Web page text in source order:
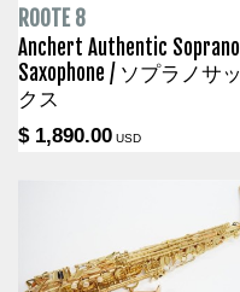
ROOTE 8
Anchert Authentic Soprano
Saxophone / ソプラノサッ
クス
$ 1,890.00 USD